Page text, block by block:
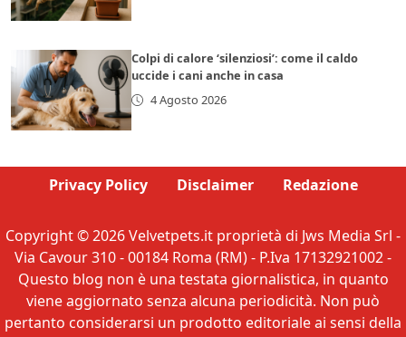
Colpi di calore ‘silenziosi’: come il caldo
uccide i cani anche in casa
4 Agosto 2026
Privacy Policy Disclaimer Redazione
Copyright © 2026 Velvetpets.it proprietà di Jws Media Srl -
Via Cavour 310 - 00184 Roma (RM) - P.Iva 17132921002 -
Questo blog non è una testata giornalistica, in quanto
viene aggiornato senza alcuna periodicità. Non può
pertanto considerarsi un prodotto editoriale ai sensi della